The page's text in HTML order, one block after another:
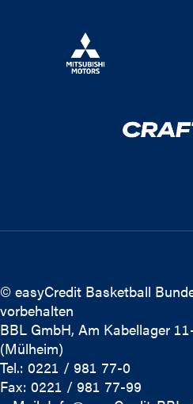
© easyCredit Basketball
vorbehalten
BBL GmbH, Am Kabellager
(Mülheim)
Tel.: 0221 / 981 77-0
Fax: 0221 / 981 77-99